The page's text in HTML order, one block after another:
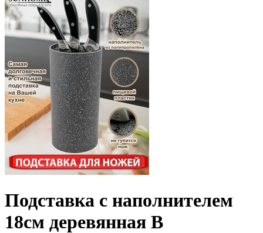
Подставка с наполнителем
18см деревянная В